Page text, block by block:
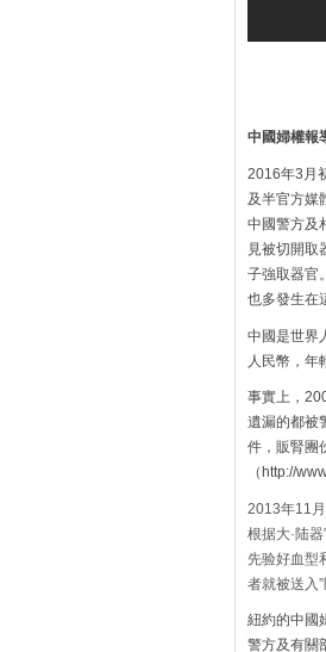
中國婦權報
2016年3月
及半官方媒
中國警方及
見被切開取
子強取器官
也多發生在
中國是世界
人民幣，年
事實上，
遺漏的都被
件，販腎團
（http://
2013年11
根据大·陆
先验好血型
者就被送入
紐約的中國
警方及有關